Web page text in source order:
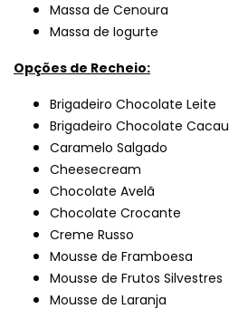
Massa de Cenoura
Massa de Iogurte
Opções de Recheio:
Brigadeiro Chocolate Leite
Brigadeiro Chocolate Cacau
Caramelo Salgado
Cheesecream
Chocolate Avelã
Chocolate Crocante
Creme Russo
Mousse de Framboesa
Mousse de Frutos Silvestres
Mousse de Laranja